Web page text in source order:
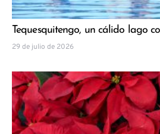
Tequesquitengo, un cálido lago
29 de julio de 2026